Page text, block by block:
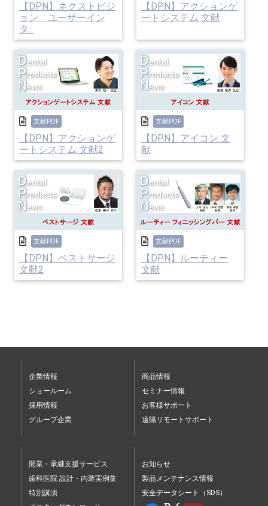
【DPN】ネクストビジ
ョン ユーザーイン
タ...
【DPN】アクションゲ
ートシステム 文献
文献PDF
【DPN】アクションゲ
ートシステム 文献2
文献PDF
【DPN】アイコン 文
献
文献PDF
【DPN】ベストサージ
文献2
文献PDF
【DPN】ルーティー
文献
企業情報
ショールーム
採用情報
グループ企業
商品情報
セミナー情報
お客様サポート
遠隔リモートサポート
開業・承継支援サービス
歯科医院 設計・内装実例集
特別講演
お知らせ
製品メンテナンス情報
安全データシート（SDS）